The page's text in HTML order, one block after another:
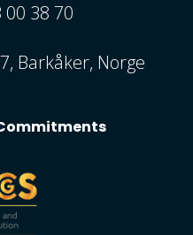
00 38 70
Barkåker, Norge